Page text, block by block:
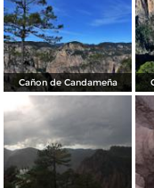
Cañon de Candameña